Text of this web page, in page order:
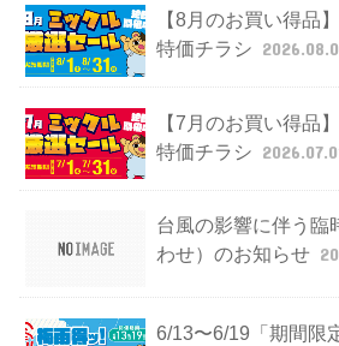
【8月のお買い得品
特価チラシ
【7月のお買い得品
特価チラシ
台風の影響に伴う臨
わせ）のお知らせ
6/13〜6/19「期間限